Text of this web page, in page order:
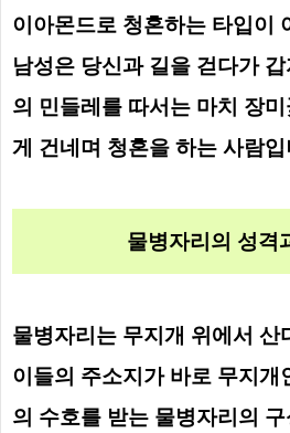
이아몬드로 청혼하는 타입이
남성은 당신과 길을 걷다가
의 민들레를 따서는 마치 장미
게 건네며 청혼을 하는 사람입
물병자리의 성격
물병자리는 무지개 위에서 산
이들의 주소지가 바로 무지개
의 수호를 받는 물병자리의